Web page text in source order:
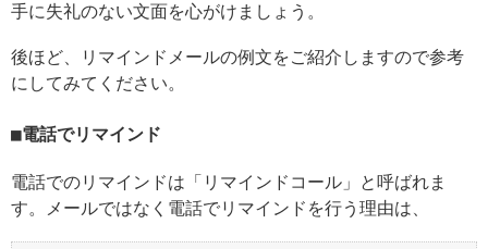
手に失礼のない文面を心がけましょう。
後ほど、リマインドメールの例文をご紹介しますので参考
にしてみてください。
電話でリマインド
電話でのリマインドは「リマインドコール」と呼ばれま
す。メールではなく電話でリマインドを行う理由は、